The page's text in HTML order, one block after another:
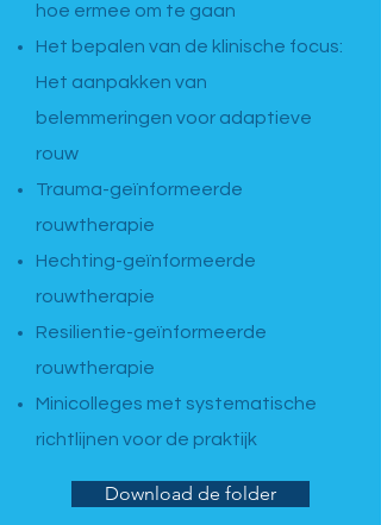
hoe ermee om te gaan
Het bepalen van de klinische focus:
Het aanpakken van
belemmeringen voor adaptieve
rouw
Trauma-geïnformeerde
rouwtherapie
Hechting-geïnformeerde
rouwtherapie
Resilientie-geïnformeerde
rouwtherapie
Minicolleges met systematische
richtlijnen voor de praktijk
Download de folder